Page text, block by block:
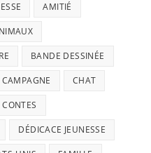
AMITIÉ
BANDE DESSINÉE
CAMPAGNE CHAT
CONTES
DÉDICACE JEUNESSE